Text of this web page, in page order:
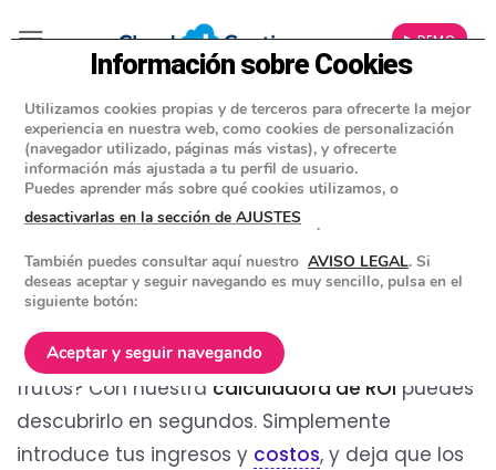
▶ DEMO
BLOG»CONSEJOS Y HERRAMIENTAS PARA EMPRESAS
Calculadora ROI para conocer el
retorno de inversión
POSTED ON22 ENERO 2025 BYEQUIPO DE CLOUD GESTION
¿Quieres saber si tus inversiones están dando
frutos? Con nuestra calculadora de ROI puedes
descubrirlo en segundos. Simplemente
introduce tus ingresos y costos, y deja que los
Información sobre Cookies
Utilizamos cookies propias y de terceros para ofrecerte la mejor
experiencia en nuestra web, como cookies de personalización
(navegador utilizado, páginas más vistas), y ofrecerte
información más ajustada a tu perfil de usuario.
Puedes aprender más sobre qué cookies utilizamos, o
desactivarlas en la sección de AJUSTES
.
También puedes consultar aquí nuestro AVISO LEGAL. Si
deseas aceptar y seguir navegando es muy sencillo, pulsa en el
siguiente botón:
Aceptar y seguir navegando